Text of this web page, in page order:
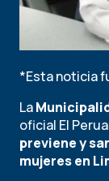
*Esta noticia
La
oficial El
previene y
mujeres en